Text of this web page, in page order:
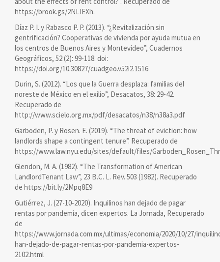
https://brook.gs/2NLIEXh.
Díaz P. I. y Rabasco P. P. (2013). “¿Revitalización sin
gentrificación? Cooperativas de vivienda por ayuda mutua en
los centros de Buenos Aires y Montevideo”, Cuadernos
Geográficos, 52 (2): 99-118. doi:
https://doi.org/10.30827/cuadgeo.v52i2.1516
Durin, S. (2012). “Los que la Guerra desplaza: familias del
noreste de México en el exilio”, Desacatos, 38: 29-42.
Recuperado de
http://www.scielo.org.mx/pdf/desacatos/n38/n38a3.pdf
Garboden, P. y Rosen. E. (2019). “The threat of eviction: how
landlords shape a contingent tenure”. Recuperado de
https://www.law.nyu.edu/sites/default/files/
Glendon, M. A. (1982). “The Transformation of American
LandlordTenant Law”, 23 B.C. L. Rev. 503 (1982). Recuperado
de https://bit.ly/2Mpq8E9
Gutiérrez, J. (27-10-2020). Inquilinos han dejado de pagar
rentas por pandemia, dicen expertos. La Jornada, Recuperado
de
https://www.jornada.com.mx/ultimas/economia/2020/10/27/
han-dejado-de-pagar-rentas-por-pandemia-expertos-
2102.html